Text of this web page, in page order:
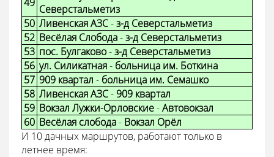
Северстальметиз
50 Ливенская АЗС-з-д Северстальметиз
52 Весёлая Слобода-з-д Северстальметиз
53 пос. Булгаково-з-д Северстальметиз
56 ул. Силикатная- больница им. Боткина
57 909 квартал - больница им. Семашко
58 Ливенская АЗС- 909 квартал
59 Вокзал Лужки-Орловские-Автовокзал
60 Весёлая слобода- Вокзал Орёл
И 10 дачных маршрутов, работают только в
летнее время: